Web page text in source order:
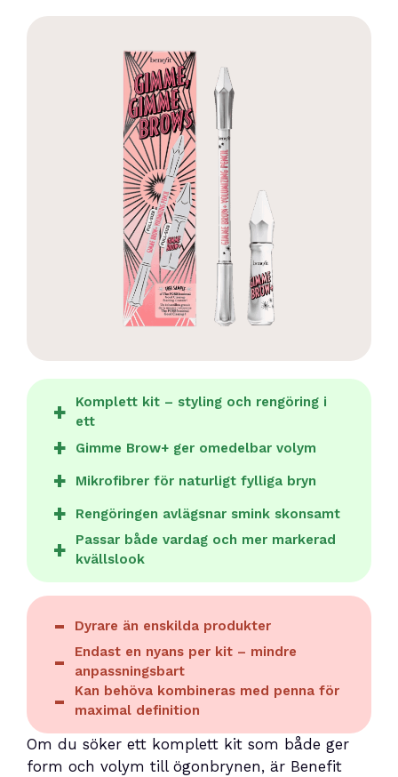
Komplett kit – styling och rengöring i
ett
Gimme Brow+ ger omedelbar volym
Mikrofibrer för naturligt fylliga bryn
Rengöringen avlägsnar smink skonsamt
Passar både vardag och mer markerad
kvällslook
Dyrare än enskilda produkter
Endast en nyans per kit – mindre
anpassningsbart
Kan behöva kombineras med penna för
maximal definition
Om du söker ett komplett kit som både ger
form och volym till ögonbrynen, är Benefit